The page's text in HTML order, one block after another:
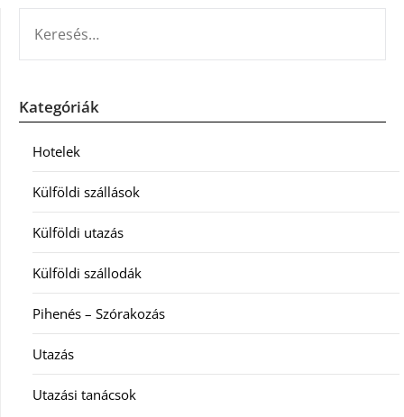
Kategóriák
Hotelek
Külföldi szállások
Külföldi utazás
Külföldi szállodák
Pihenés – Szórakozás
Utazás
Utazási tanácsok